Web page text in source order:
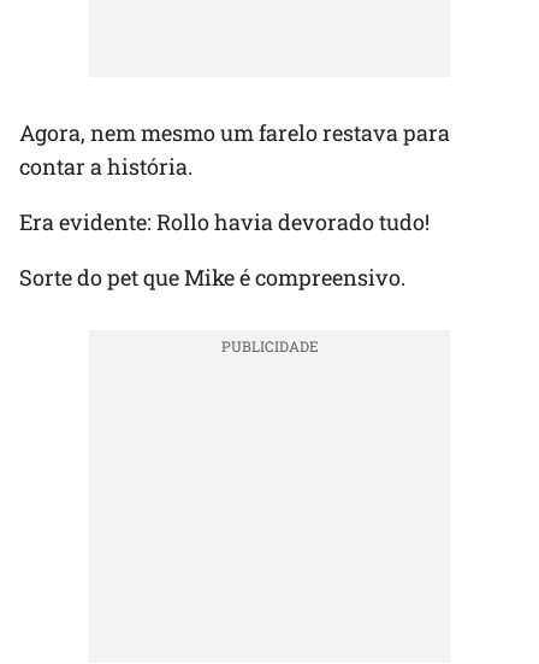
Agora, nem mesmo um farelo restava para
contar a história.
Era evidente: Rollo havia devorado tudo!
Sorte do pet que Mike é compreensivo.